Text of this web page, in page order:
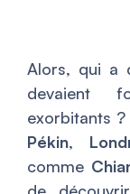
Alors, qui a
devaient
exorbitants
Pékin,
comme